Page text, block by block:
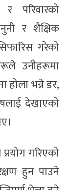
र परिवारको
र शैक्षिक
गरेको
उनीहरूमा
होला भन्ने डर,
देखाएको
गरिएको
हुन पाउने